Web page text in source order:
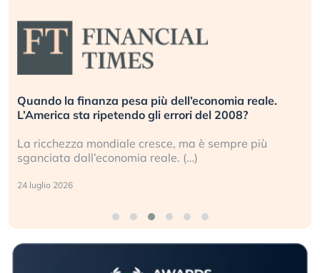
Quando la finanza pesa più dell’economia reale.
L’America sta ripetendo gli errori del 2008?
La ricchezza mondiale cresce, ma è sempre più
sganciata dall’economia reale. (…)
24 luglio 2026